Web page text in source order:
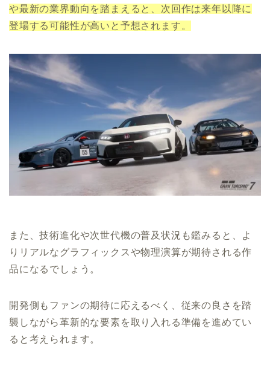
や最新の業界動向を踏まえると、次回作は来年以降に
登場する可能性が高いと予想されます。
また、技術進化や次世代機の普及状況も鑑みると、よ
りリアルなグラフィックスや物理演算が期待される作
品になるでしょう。
開発側もファンの期待に応えるべく、従来の良さを踏
襲しながら革新的な要素を取り入れる準備を進めてい
ると考えられます。